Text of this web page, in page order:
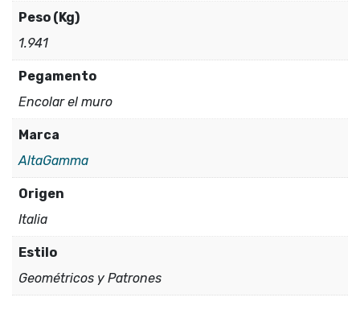
Peso (Kg)
1.941
Pegamento
Encolar el muro
Marca
AltaGamma
Origen
Italia
Estilo
Geométricos y Patrones